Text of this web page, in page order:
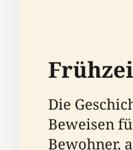
Die
Beweisen
Bewohner,